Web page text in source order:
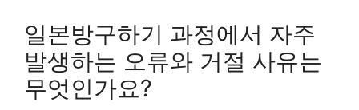
일본방구하기 과정에서 자주
발생하는 오류와 거절 사유는
무엇인가요?